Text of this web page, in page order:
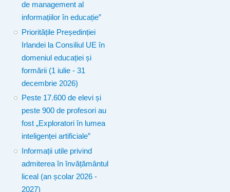
de management al
informațiilor în educație”
Prioritățile Președinției
Irlandei la Consiliul UE în
domeniul educației și
formării (1 iulie - 31
decembrie 2026)
Peste 17.600 de elevi și
peste 900 de profesori au
fost „Exploratori în lumea
inteligenței artificiale”
Informații utile privind
admiterea în învățământul
liceal (an școlar 2026 -
2027)